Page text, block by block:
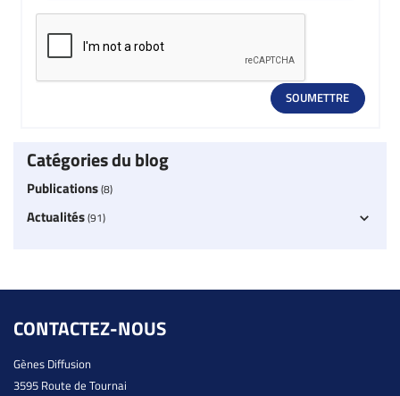
Catégories du blog
Publications(8)
Actualités(91)
CONTACTEZ-NOUS
Gènes Diffusion
3595 Route de Tournai